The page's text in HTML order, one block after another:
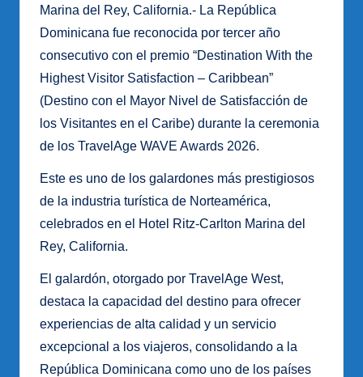
Marina del Rey, California.- La República
Dominicana fue reconocida por tercer año
consecutivo con el premio “Destination With the
Highest Visitor Satisfaction – Caribbean”
(Destino con el Mayor Nivel de Satisfacción de
los Visitantes en el Caribe) durante la ceremonia
de los TravelAge WAVE Awards 2026.
Este es uno de los galardones más prestigiosos
de la industria turística de Norteamérica,
celebrados en el Hotel Ritz-Carlton Marina del
Rey, California.
El galardón, otorgado por TravelAge West,
destaca la capacidad del destino para ofrecer
experiencias de alta calidad y un servicio
excepcional a los viajeros, consolidando a la
República Dominicana como uno de los países